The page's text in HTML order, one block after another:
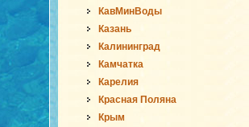
КавМинВоды
Казань
Калининград
Камчатка
Карелия
Красная Поляна
Крым